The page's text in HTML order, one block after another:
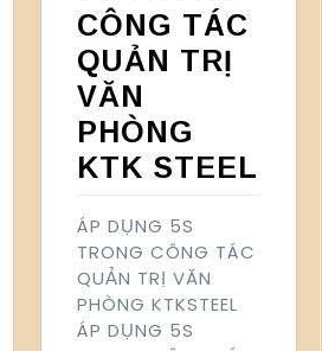
CÔNG TÁC
QUẢN TRỊ
VĂN
PHÒNG
KTK STEEL
ÁP DỤNG 5S
TRONG CÔNG TÁC
QUẢN TRỊ VĂN
PHÒNG KTKSTEEL
ÁP DỤNG 5S